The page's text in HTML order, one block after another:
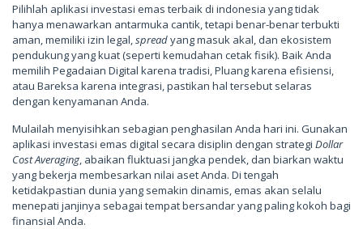
Pilihlah aplikasi investasi emas terbaik di indonesia yang tidak
hanya menawarkan antarmuka cantik, tetapi benar-benar terbukti
aman, memiliki izin legal, spreadyang masuk akal, dan ekosistem
pendukung yang kuat (seperti kemudahan cetak fisik). Baik Anda
memilih Pegadaian Digital karena tradisi, Pluang karena efisiensi,
atau Bareksa karena integrasi, pastikan hal tersebut selaras
dengan kenyamanan Anda.
Mulailah menyisihkan sebagian penghasilan Anda hari ini. Gunakan
aplikasi investasi emas digital secara disiplin dengan strategi Dollar
Cost Averaging , abaikan fluktuasi jangka pendek, dan biarkan waktu
yang bekerja membesarkan nilai aset Anda. Di tengah
ketidakpastian dunia yang semakin dinamis, emas akan selalu
menepati janjinya sebagai tempat bersandar yang paling kokoh bagi
finansial Anda.